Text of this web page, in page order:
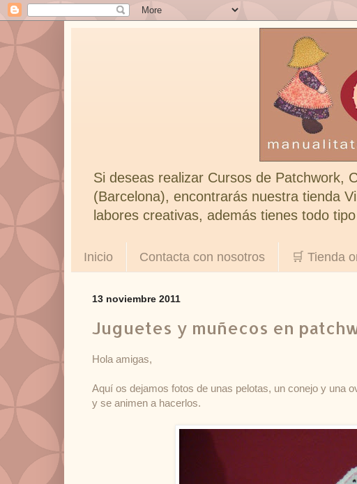
Si deseas realizar Cursos de Patchwork,
(Barcelona), encontrarás nuestra tienda
labores creativas, además tienes todo
Inicio Contacta con nosotros 🛒 Tienda
13 noviembre 2011
Juguetes y muñecos en
Hola amigas,
Aquí os dejamos fotos de unas pelotas, un conejo y una
y se animen a hacerlos.